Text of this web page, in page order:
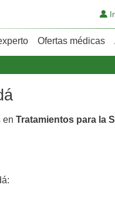
Ofertas médicas
en Tratamientos para la